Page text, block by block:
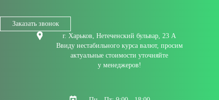
Заказать звонок
г. Харьков, Нетеченский бульвар, 23 А
Ввиду нестабильного курса валют, просим
актуальные стоимости уточняйте
у менеджеров!